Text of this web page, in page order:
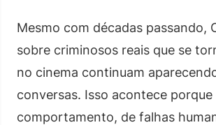
Mesmo com décadas passando,
sobre criminosos reais que se
no cinema continuam
conversas. Isso acontece porque
comportamento, de falhas